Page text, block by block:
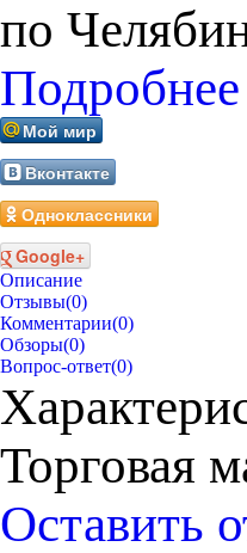
по
Подробнее
Мой мир
Вконтакте
Одноклассники
Google+
Описание
Отзывы(0)
Комментарии(0)
Обзоры(0)
Вопрос-ответ(0)
Торговая
Оставить